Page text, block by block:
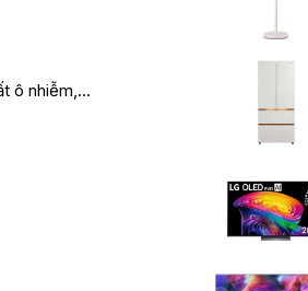
ô nhiễm,...